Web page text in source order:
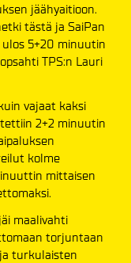
jäähyaitioon.
tästä ja SaiPan
5+20 minuutin
TPS:n Lauri
vajaat kaksi
2+2 minuutin
kolme
mittaisen
maalivahti
torjuntaan
turkulaisten